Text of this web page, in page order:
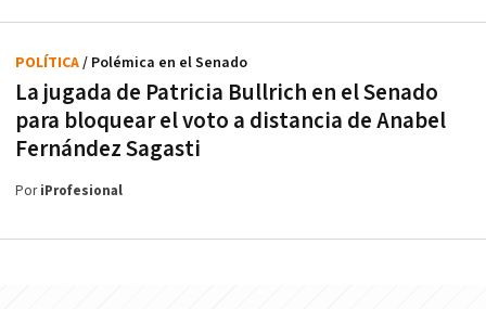
La jugada de Patricia Bullrich en el Senado
para bloquear el voto a distancia de Anabel
Fernández Sagasti
POLÍTICA/ Polémica en el Senado
PoriProfesional